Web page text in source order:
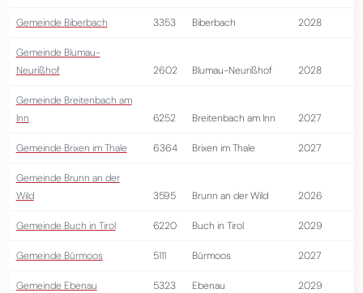
Gemeinde Biberbach 3353 Biberbach 2028
Gemeinde Blumau-
Neurißhof
2602 Blumau-Neurißhof 2028
Gemeinde Breitenbach am
Inn
6252 Breitenbach am Inn 2027
Gemeinde Brixen im Thale 6364 Brixen im Thale 2027
Gemeinde Brunn an der
Wild
3595 Brunn an der Wild 2026
Gemeinde Buch in Tirol 6220 Buch in Tirol 2029
Gemeinde Bürmoos 5111 Bürmoos 2027
Gemeinde Ebenau 5323 Ebenau 2029